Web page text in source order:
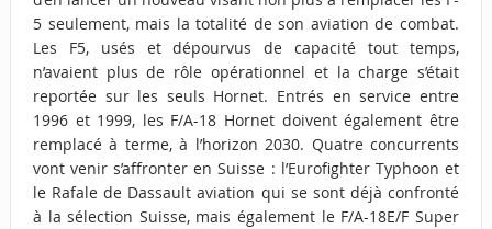
5 seulement, mais la totalité de son aviation de combat.
Les F5, usés et dépourvus de capacité tout temps,
n’avaient plus de rôle opérationnel et la charge s’était
reportée sur les seuls Hornet. Entrés en service entre
1996 et 1999, les F/A-18 Hornet doivent également être
remplacé à terme, à l’horizon 2030. Quatre concurrents
vont venir s’affronter en Suisse : l’Eurofighter Typhoon et
le Rafale de Dassault aviation qui se sont déjà confronté
à la sélection Suisse, mais également le F/A-18E/F Super